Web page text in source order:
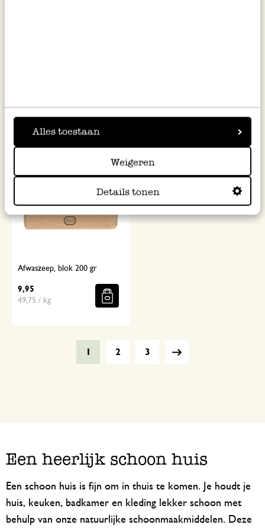
Alles toestaan
Weigeren
Details tonen
Afwaszeep, blok 200 gr
9,95
49,75 / kg
2 3
Een heerlijk schoon huis
Een schoon huis is fijn om in thuis te komen. Je houdt je
huis, keuken, badkamer en kleding lekker schoon met
behulp van onze natuurlijke schoonmaakmiddelen. Deze